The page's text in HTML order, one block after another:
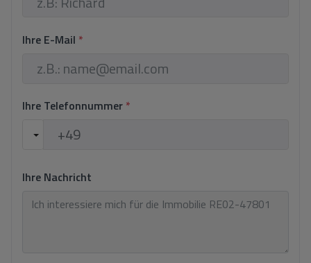
Ihre E-Mail *
Ihre Telefonnummer *
Ihre Nachricht